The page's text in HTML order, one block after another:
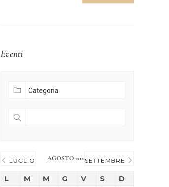
Eventi
LUGLIO AGOSTO 2026SETTEMBRE
L M M G V S D